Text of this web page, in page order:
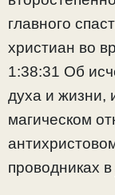
главного
христиан во
1:38:31 Об
духа и жизни,
магическом
проводниках в